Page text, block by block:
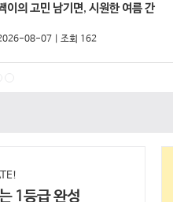
의 고민 남기면, 시원한 여름 간
08-07 | 조회 162
1등급 완성